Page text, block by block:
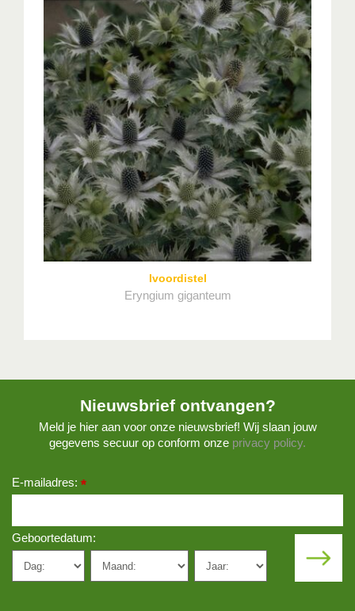
Ivoordistel
Eryngium giganteum
Nieuwsbrief ontvangen?
Meld je hier aan voor onze nieuwsbrief! Wij slaan jouw
gegevens secuur op conform onze privacy policy.
E-mailadres: *
Geboortedatum: